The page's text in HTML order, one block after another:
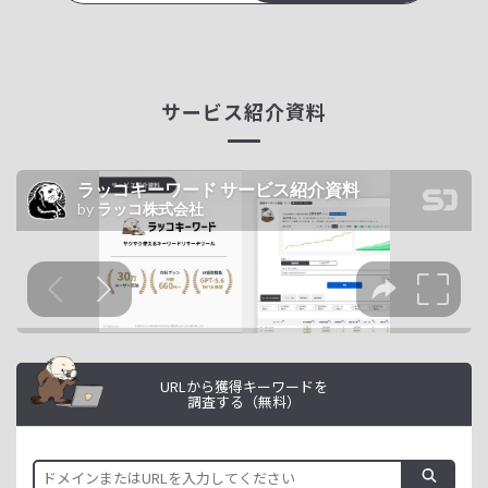
サービス紹介資料
URLから獲得キーワードを
調査する（無料）